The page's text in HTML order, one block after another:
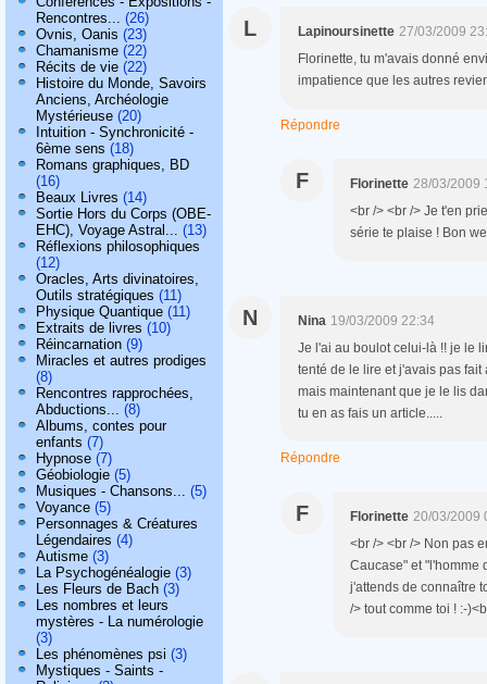
Rencontres... (26)
Ovnis, Oanis (23)
Chamanisme (22)
Récits de vie (22)
Histoire du Monde, Savoirs
Anciens, Archéologie
Mystérieuse (20)
Intuition - Synchronicité -
6ème sens (18)
Romans graphiques, BD
(16)
Beaux Livres (14)
Sortie Hors du Corps (OBE-
EHC), Voyage Astral... (13)
Réflexions philosophiques
(12)
Oracles, Arts divinatoires,
Outils stratégiques (11)
Physique Quantique (11)
Extraits de livres (10)
Réincarnation (9)
Miracles et autres prodiges
(8)
Rencontres rapprochées,
Abductions... (8)
Albums, contes pour
enfants (7)
Hypnose (7)
Géobiologie (5)
Musiques - Chansons... (5)
Voyance (5)
Personnages & Créatures
Légendaires (4)
Autisme (3)
La Psychogénéalogie (3)
Les Fleurs de Bach (3)
Les nombres et leurs
mystères - La numérologie
(3)
Les phénomènes psi (3)
Mystiques - Saints -
L Lapinoursinette 27/03/2009
Florinette, tu m'avais donné
impatience que les autres
Répondre
F Florinette 28/03/2009
<br /> <br /> Je t'en
série te plaise ! Bon
N Nina 19/03/2009 22:34
Je l'ai au boulot celui-là !! je le
tenté de le lire et j'avais pas
mais maintenant que je le lis
tu en as fais un article.....
Répondre
F Florinette 20/03/2009
<br /> <br /> Non pas
Caucase" et "l'homme
j'attends de connaître
/> tout comme toi ! :-